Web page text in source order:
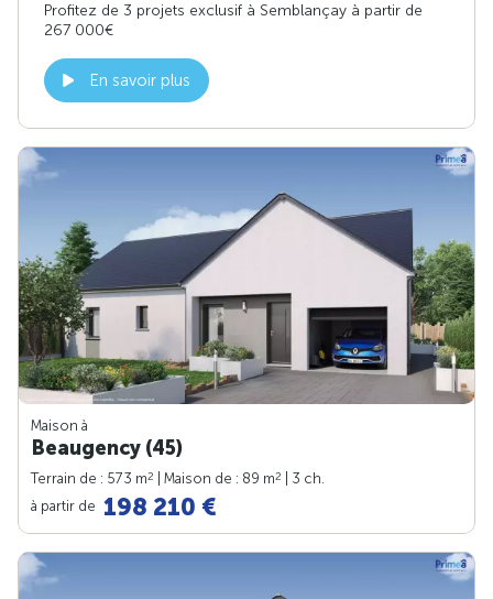
Profitez de 3 projets exclusif à Semblançay à partir de
267 000€
En savoir plus
Maison à
Beaugency (45)
Terrain de : 573 m2 | Maison de : 89 m2
| 3 ch.
à partir de 198 210 €